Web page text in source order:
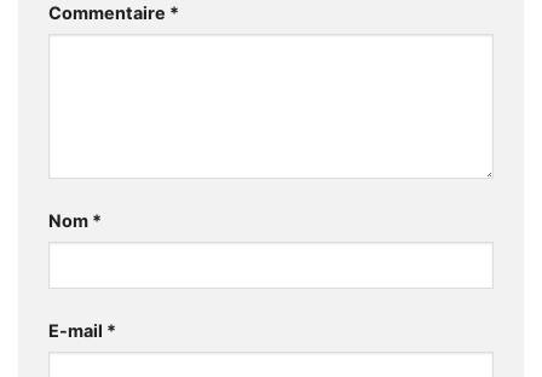
Commentaire *
Nom *
E-mail *